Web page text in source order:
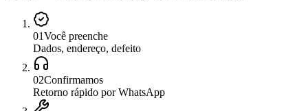
01Você preenche
Dados, endereço, defeito
02Confirmamos
Retorno rápido por WhatsApp